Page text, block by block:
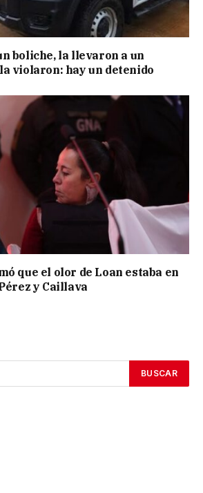
boliche, la llevaron a un
violaron: hay un detenido
que el olor de Loan estaba en
y Caillava